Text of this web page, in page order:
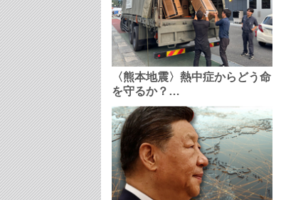
〈熊本地震〉熱中症からどう命
を守るか？…